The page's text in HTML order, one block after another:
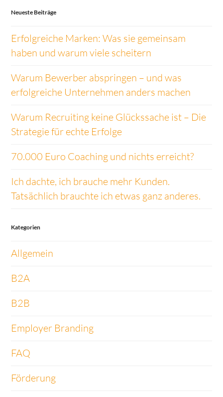
Neueste Beiträge
Erfolgreiche Marken: Was sie gemeinsam
haben und warum viele scheitern
Warum Bewerber abspringen – und was
erfolgreiche Unternehmen anders machen
Warum Recruiting keine Glückssache ist – Die
Strategie für echte Erfolge
70.000 Euro Coaching und nichts erreicht?
Ich dachte, ich brauche mehr Kunden.
Tatsächlich brauchte ich etwas ganz anderes.
Kategorien
Allgemein
B2A
B2B
Employer Branding
FAQ
Förderung